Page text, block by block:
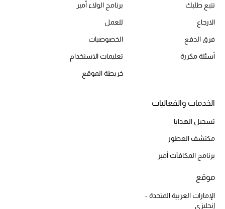
تسوقوا للمنزل
المجوهرات
مجوهرات فاخرة للنساء
مجوهرات فاخرة للأطفال
تتبع طلبك
الارجاع
فرق الدفع
أسئلة مكررة
برنامج الولاء أمبر
للعمل
الخصوصيات
تعليمات الاستخدام
خريطة الموقع
الخدمات والفعاليات
تسجيل الهدايا
مكتشف العطور
برنامج المكافآت أمبر
موقع
الإمارات العربية المتحدة -
إنجليزي